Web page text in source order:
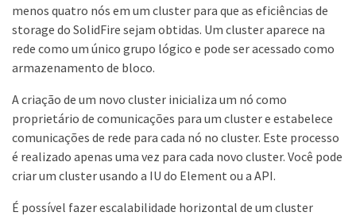
menos quatro nós em um cluster para que as eficiências de
storage do SolidFire sejam obtidas. Um cluster aparece na
rede como um único grupo lógico e pode ser acessado como
armazenamento de bloco.
A criação de um novo cluster inicializa um nó como
proprietário de comunicações para um cluster e estabelece
comunicações de rede para cada nó no cluster. Este processo
é realizado apenas uma vez para cada novo cluster. Você pode
criar um cluster usando a IU do Element ou a API.
É possível fazer escalabilidade horizontal de um cluster